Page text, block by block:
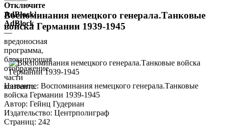
Отключите
AdBlock!
AdBlock
—
вредоносная
программа,
блокирующая
отображение
части
контента.
Воспоминания немецкого генерала.Танковые
войска Германии 1939-1945
Название: Воспоминания немецкого генерала.Танковые
войска Германии 1939-1945
Автор: Гейнц Гудериан
Издательство: Центрполиграф
Страниц: 242